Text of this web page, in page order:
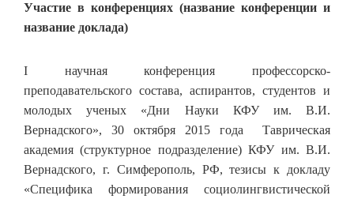
Участие в конференциях (название конференции и
название доклада)
I научная конференция профессорско-
преподавательского состава, аспирантов, студентов и
молодых ученых «Дни Науки КФУ им. В.И.
Вернадского», 30 октября 2015 года Таврическая
академия (структурное подразделение) КФУ им. В.И.
Вернадского, г. Симферополь, РФ, тезисы к докладу
«Специфика формирования социолингвистической